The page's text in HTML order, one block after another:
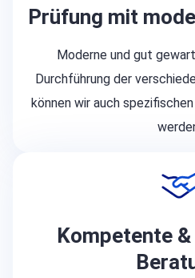
Prüfung mit
Moderne und gut
Durchführung der
können wir auch
Kompetente